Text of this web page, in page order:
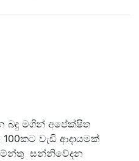
බදු මගින් අපේක්ෂිත
වැඩි ආදායමක්
සන්නිවේදන